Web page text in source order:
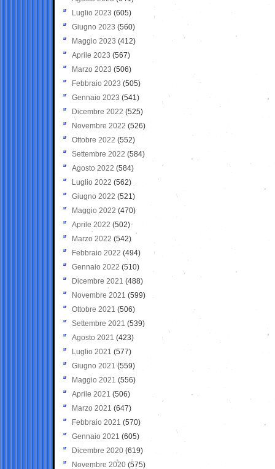
Luglio 2023 (605)
Giugno 2023 (560)
Maggio 2023 (412)
Aprile 2023 (567)
Marzo 2023 (506)
Febbraio 2023 (505)
Gennaio 2023 (541)
Dicembre 2022 (525)
Novembre 2022 (526)
Ottobre 2022 (552)
Settembre 2022 (584)
Agosto 2022 (584)
Luglio 2022 (562)
Giugno 2022 (521)
Maggio 2022 (470)
Aprile 2022 (502)
Marzo 2022 (542)
Febbraio 2022 (494)
Gennaio 2022 (510)
Dicembre 2021 (488)
Novembre 2021 (599)
Ottobre 2021 (506)
Settembre 2021 (539)
Agosto 2021 (423)
Luglio 2021 (577)
Giugno 2021(559)
Maggio 2021 (556)
Aprile 2021 (506)
Marzo 2021 (647)
Febbraio 2021 (570)
Gennaio 2021 (605)
Dicembre 2020 (619)
Novembre 2020 (575)